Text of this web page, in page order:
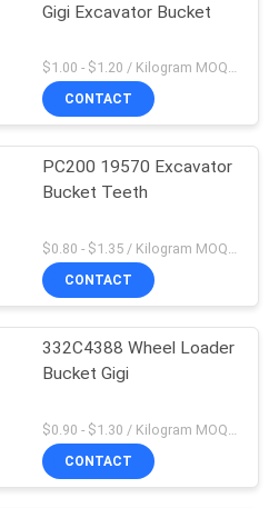
Gigi Excavator Bucket
$1.00 - $1.20 / Kilogram MOQ:100 Kilogram / kilogram
CONTACT
PC200 19570 Excavator
Bucket Teeth
CONTACT
332C4388 Wheel Loader
Bucket Gigi
CONTACT